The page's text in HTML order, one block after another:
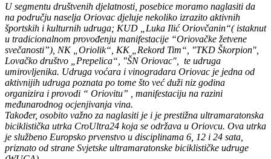
U segmentu društvenih djelatnosti, posebice moramo naglasiti da
na području naselja Oriovac djeluje nekoliko izrazito aktivnih
športskih i kulturnih udruga; KUD „Luka Ilić Oriovčanin“( istaknut
u tradicionalnom provođenju manifestacije “Oriovačke žetvene
svečanosti”), NK „Oriolik“, KK „Rekord Tim“, "TKD Škorpion",
Lovačko društvo „Prepelica“, "ŠN Oriovac", te udruga
umirovljenika. Udruga voćara i vinogradara Oriovac je jedna od
aktivnijih udruga poznata po tome što već duži niz godina
organizira i provodi “ Oriovitu” , manifestaciju na razini
međunarodnog ocjenjivanja vina.
Također, osobito važno za naglasiti je i je prestižna ultramaratonska
biciklistička utrka CroUltra24 koja se održava u Oriovcu. Ova utrka
je službeno Europsko prvenstvo u disciplinama 6, 12 i 24 sata,
priznato od strane Svjetske ultramaratonske biciklističke udruge